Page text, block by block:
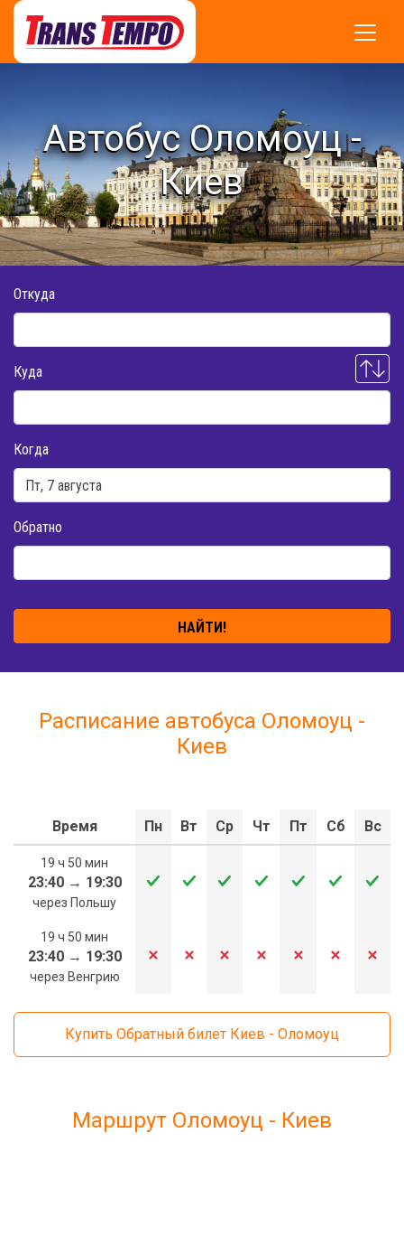
Автобус Оломоуц -
Киев
Откуда
Куда
Когда
Обратно
НАЙТИ!
Расписание автобуса Оломоуц -
Киев
Время Пн Вт Ср Чт Пт Сб Вс
19 ч 50 мин
23:40→ 19:30
через Польшу
19 ч 50 мин
23:40→ 19:30
через Венгрию
Купить Обратный билет Киев - Оломоуц
Маршрут Оломоуц - Киев